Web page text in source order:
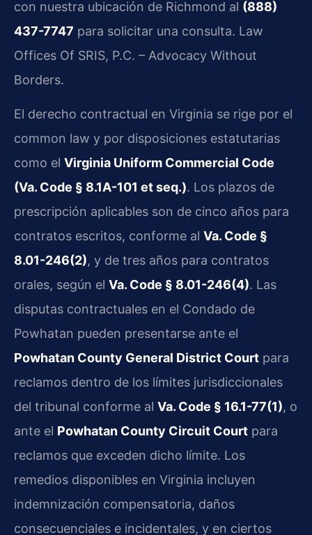
con nuestra ubicación de Richmond al (888)
437-7747 para solicitar una consulta. Law
Offices Of SRIS, P.C. – Advocacy Without
Borders.
El derecho contractual en Virginia se rige por el
common law y por disposiciones estatutarias
como el Virginia Uniform Commercial Code
(Va. Code § 8.1A-101 et seq.). Los plazos de
prescripción aplicables son de cinco años para
contratos escritos, conforme al Va. Code §
8.01-246(2), y de tres años para contratos
orales, según el Va. Code § 8.01-246(4). Las
disputas contractuales en el Condado de
Powhatan pueden presentarse ante el
Powhatan County General District Court para
reclamos dentro de los límites jurisdiccionales
del tribunal conforme al Va. Code § 16.1-77(1), o
ante el Powhatan County Circuit Court para
reclamos que exceden dicho límite. Los
remedios disponibles en Virginia incluyen
indemnización compensatoria, daños
consecuenciales e incidentales, y en ciertos